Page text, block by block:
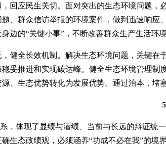
，回应民生关切。面对突出的生态环境问题
、群众信访举报的环境案件，做到迅速响
边的“关键小事”，不断改善群众生产生活环境
，健全长效机制。解决生态环境问题，关键
妥推进和实现碳达峰。健全生态环境管理
、生态优势转化为发展优势。通过治本，堵
系，体现了显绩与潜绩、当前与长远的辩证
生态政绩观，必须涵养“功成不必在我”的境